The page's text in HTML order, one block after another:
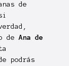
de
de Ana de
podrás